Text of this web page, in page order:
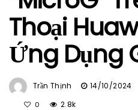
Thoại
Ứng Dụng
Trần Thịnh 14/10/2024
0 2.8k